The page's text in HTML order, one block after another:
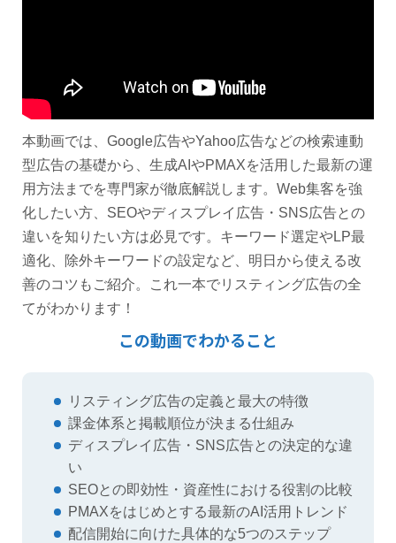
本動画では、Google広告やYahoo広告などの検索連動
型広告の基礎から、生成AIやPMAXを活用した最新の運
用方法までを専門家が徹底解説します。Web集客を強
化したい方、SEOやディスプレイ広告・SNS広告との
違いを知りたい方は必見です。キーワード選定やLP最
適化、除外キーワードの設定など、明日から使える改
善のコツもご紹介。これ一本でリスティング広告の全
てがわかります！
この動画でわかること
リスティング広告の定義と最大の特徴
課金体系と掲載順位が決まる仕組み
ディスプレイ広告・SNS広告との決定的な違
い
SEOとの即効性・資産性における役割の比較
PMAXをはじめとする最新のAI活用トレンド
配信開始に向けた具体的な5つのステップ